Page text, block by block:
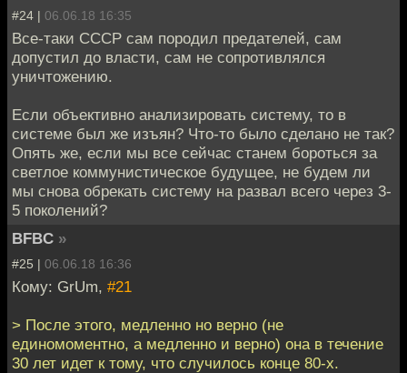
#24 | 06.06.18 16:35
Все-таки СССР сам породил предателей, сам
допустил до власти, сам не сопротивлялся
уничтожению.
Если объективно анализировать систему, то в
системе был же изъян? Что-то было сделано не так?
Опять же, если мы все сейчас станем бороться за
светлое коммунистическое будущее, не будем ли
мы снова обрекать систему на развал всего через 3-
5 поколений?
BFBC »
#25 | 06.06.18 16:36
Кому: GrUm, #21
> После этого, медленно но верно (не
единомоментно, а медленно и верно) она в течение
30 лет идет к тому, что случилось конце 80-х.